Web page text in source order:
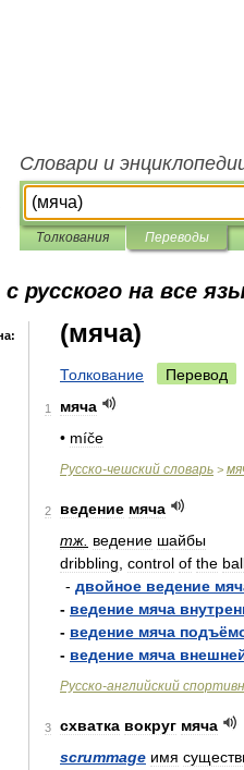
Словари и
Толкования Переводы
с русского на все
(мяча)
Толкование Перевод
1
мяча
• míče
Русско-чешский словарь >
2 ведение мяча
тж ведение шайбы
dribbling control of the
- двойное ведение
- ведение мяча
- ведение мяча
- ведение мяча
Русско-английский
3 схватка вокруг мяча
scrummage имя